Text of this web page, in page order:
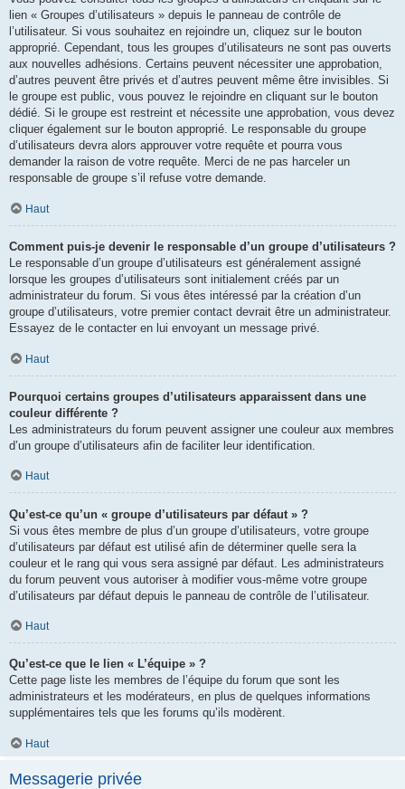
lien « Groupes d’utilisateurs » depuis le panneau de contrôle de
l’utilisateur. Si vous souhaitez en rejoindre un, cliquez sur le bouton
approprié. Cependant, tous les groupes d’utilisateurs ne sont pas ouverts
aux nouvelles adhésions. Certains peuvent nécessiter une approbation,
d’autres peuvent être privés et d’autres peuvent même être invisibles. Si
le groupe est public, vous pouvez le rejoindre en cliquant sur le bouton
dédié. Si le groupe est restreint et nécessite une approbation, vous devez
cliquer également sur le bouton approprié. Le responsable du groupe
d’utilisateurs devra alors approuver votre requête et pourra vous
demander la raison de votre requête. Merci de ne pas harceler un
responsable de groupe s’il refuse votre demande.
Haut
Comment puis-je devenir le responsable d’un groupe d’utilisateurs ?
Le responsable d’un groupe d’utilisateurs est généralement assigné
lorsque les groupes d’utilisateurs sont initialement créés par un
administrateur du forum. Si vous êtes intéressé par la création d’un
groupe d’utilisateurs, votre premier contact devrait être un administrateur.
Essayez de le contacter en lui envoyant un message privé.
Haut
Pourquoi certains groupes d’utilisateurs apparaissent dans une
couleur différente ?
Les administrateurs du forum peuvent assigner une couleur aux membres
d’un groupe d’utilisateurs afin de faciliter leur identification.
Haut
Qu’est-ce qu’un « groupe d’utilisateurs par défaut » ?
Si vous êtes membre de plus d’un groupe d’utilisateurs, votre groupe
d’utilisateurs par défaut est utilisé afin de déterminer quelle sera la
couleur et le rang qui vous sera assigné par défaut. Les administrateurs
du forum peuvent vous autoriser à modifier vous-même votre groupe
d’utilisateurs par défaut depuis le panneau de contrôle de l’utilisateur.
Haut
Qu’est-ce que le lien « L’équipe » ?
Cette page liste les membres de l’équipe du forum que sont les
administrateurs et les modérateurs, en plus de quelques informations
supplémentaires tels que les forums qu’ils modèrent.
Haut
Messagerie privée